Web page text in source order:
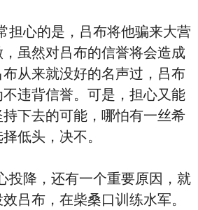
心的是，吕布将他骗来大营
虽然对吕布的信誉将会造成
从来就没好的名声过，吕布
违背信誉。可是，担心又能
下去的可能，哪怕有一丝希
低头，决不。
降，还有一个重要原因，就
吕布，在柴桑口训练水军。